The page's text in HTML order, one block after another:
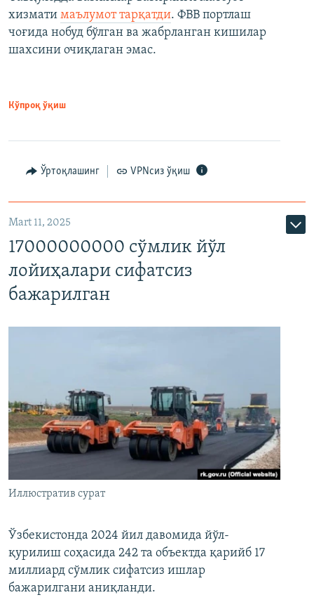
хизмати маълумот тарқатди. ФВВ портлаш
чоғида нобуд бўлган ва жабрланган кишилар
шахсини очиқлаган эмас.
Кўпроқ ўқиш
Ўртоқлашинг VPNсиз ўқиш
Mart 11, 2025
17000000000 сўмлик йўл
лойиҳалари сифатсиз
бажарилган
Иллюстратив сурат
Ўзбекистонда 2024 йил давомида йўл-
қурилиш соҳасида 242 та объектда қарийб 17
миллиард сўмлик сифатсиз ишлар
бажарилгани аниқланди.